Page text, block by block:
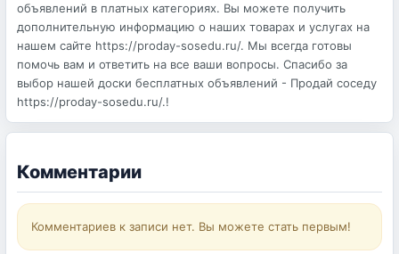
объявлений в платных категориях. Вы можете получить
дополнительную информацию о наших товарах и услугах на
нашем сайте https://proday-sosedu.ru/. Мы всегда готовы
помочь вам и ответить на все ваши вопросы. Спасибо за
выбор нашей доски бесплатных объявлений - Продай соседу
https://proday-sosedu.ru/.!
Комментарии
Комментариев к записи нет. Вы можете стать первым!